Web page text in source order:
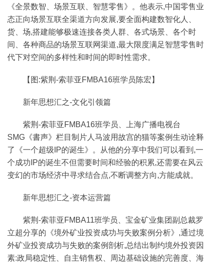
《全景数智、场景互联、智慧零售》。他表示,中国零售业
态正向场景互联全渠道方向发展,要全面构建数智化人、
货、场,搭建能够极速连接各类人群、各式场景、各个时
间、各种商品的场景互联网渠道,最大限度满足智慧零售时
代下对空间的多样性和时间的即时性需求。
【图:紫荆-索菲亚FMBA16班学员陈宏】
新年思想汇之-文化引领篇
紫荆-索菲亚FMBA16班学员、上海广播电视台
SMG《書声》栏目制片人马波用故宫的猫等案例生动诠释
了《一个超级IP的诞生》。从他的分享中我们可以看到,一
个成功IP的诞生不但需要时间和经验的积累,还需要在风云
变幻的市场经济中寻求结合点,不断调整方向,方能成就。
新年思想汇之-资本运营篇
紫荆-索菲亚FMBA11班学员、宝金矿业集团副总裁罗
立超分享的《境外矿业投资成功与失败案例分析》,通过境
外矿业投资成功与失败的案例剖析,总结出制约境外投资因
素:政局稳定性、自主销售权、周边基础设施的完善度、海